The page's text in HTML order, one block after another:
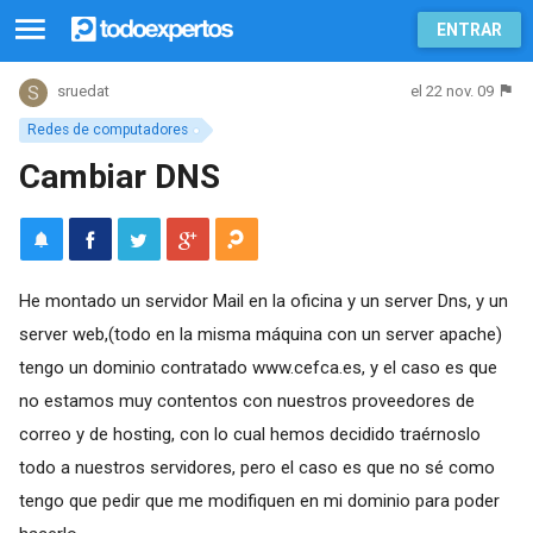
ENTRAR
Redes de computadores
sruedat el 22 nov. 09
Cambiar DNS
He montado un servidor Mail en la oficina y un server Dns, y un
server web,(todo en la misma máquina con un server apache)
tengo un dominio contratado www.cefca.es, y el caso es que
no estamos muy contentos con nuestros proveedores de
correo y de hosting, con lo cual hemos decidido traérnoslo
todo a nuestros servidores, pero el caso es que no sé como
tengo que pedir que me modifiquen en mi dominio para poder